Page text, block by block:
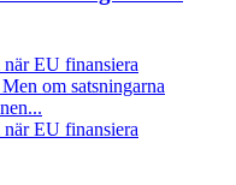
EU finansiera
om satsningarna
EU finansiera